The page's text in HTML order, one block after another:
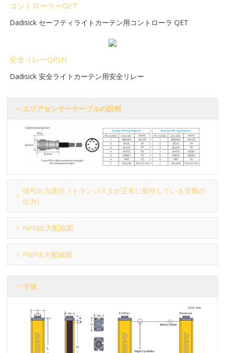
コントローラーQET
Dadisick セーフティライトカーテン用コントローラ QET
安全リレーQRSN
Dadisick 安全ライトカーテン用安全リレー
エリアセンサーケーブルの説明
信号出力選択（トランジスタが正常に動作している実際の
出力）
NPN出力配線図
PNP出力配線図
寸法